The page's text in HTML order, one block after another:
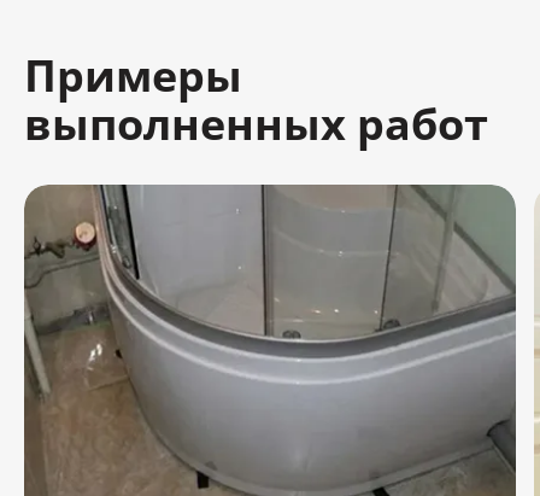
Примеры
выполненных работ